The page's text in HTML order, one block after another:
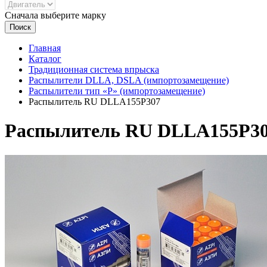
Сначала выберите марку
Поиск
Главная
Каталог
Традиционная система впрыска
Распылители DLLA, DSLA (импортозамещение)
Распылители тип «Р» (импортозамещение)
Распылитель RU DLLA155P307
Распылитель RU